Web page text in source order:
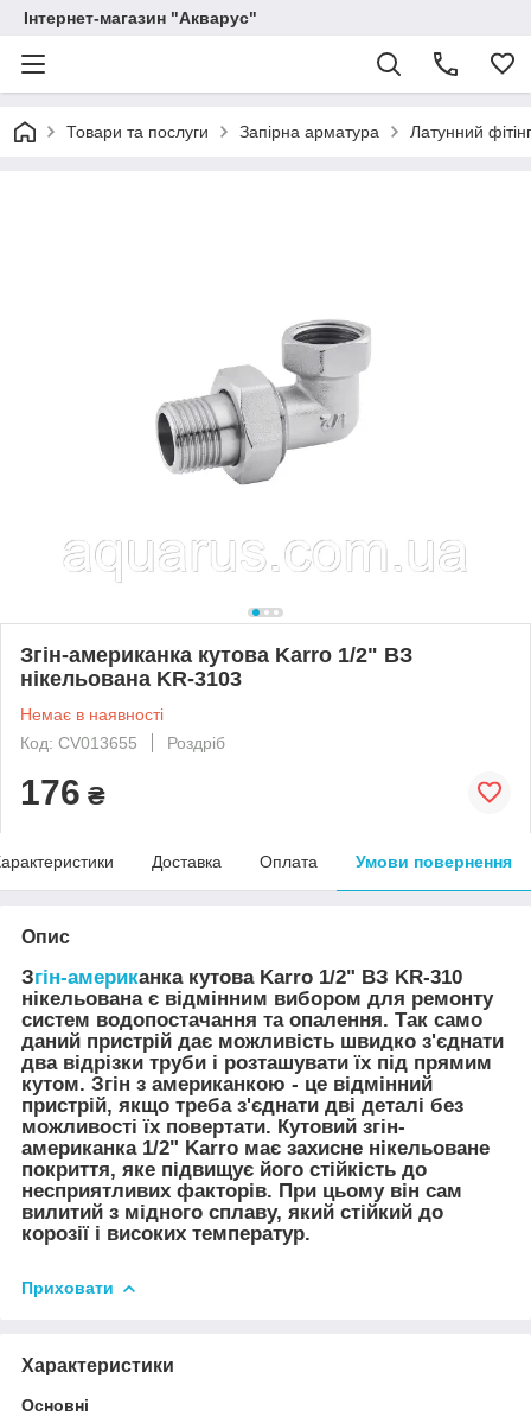
Інтернет-магазин "Акварус"
Товари та послуги Запірна арматура Латунний
Згін-американка кутова Karro 1/2" ВЗ
нікельована KR-3103
Немає в наявності
Код: CV013655
Роздріб
176 ₴
Доставка Оплата Умови повернення
Опис
Згін-американка кутова Karro 1/2" ВЗ KR-310
нікельована є відмінним вибором для ремонту
систем водопостачання та опалення. Так само
даний пристрій дає можливість швидко з'єднати
два відрізки труби і розташувати їх під прямим
кутом. Згін з американкою - це відмінний
пристрій, якщо треба з'єднати дві деталі без
можливості їх повертати. Кутовий згін-
американка 1/2" Karro має захисне нікельоване
покриття, яке підвищує його стійкість до
несприятливих факторів. При цьому він сам
вилитий з мідного сплаву, який стійкий до
корозії і високих температур.
Приховати
Характеристики
Основні